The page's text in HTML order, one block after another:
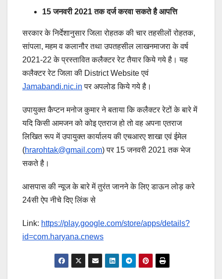
15 जनवरी 2021 तक दर्ज करवा सकते है आपत्ति
सरकार के निर्देशानुसार जिला रोहतक की चार तहसीलों रोहतक,
सांपला, महम व कलानौर तथा उपतहसील लाखनमाजरा के वर्ष
2021-22 के प्रस्तावित कलैक्टर रेट तैयार किये गये है। यह
कलैक्टर रेट जिला की District Website एवं
Jamabandi.nic.in पर अपलोड किये गये है।
उपायुक्त कैप्टन मनोज कुमार ने बताया कि कलैक्टर रेटों के बारे में
यदि किसी आमजन को कोइ एतराज हो तो वह अपना एतराज
लिखित रूप में उपायुक्त कार्यालय की एचआरए शाखा एवं ईमेल
(hrarohtak@gmail.com) पर 15 जनवरी 2021 तक भेज
सकते है।
आसपास की न्यूज के बारे में तुरंत जानने के लिए डाऊन लोड़ करे
24सी ऐप नीचे दिए लिंक से
Link: https://play.google.com/store/apps/details?
id=com.haryana.cnews